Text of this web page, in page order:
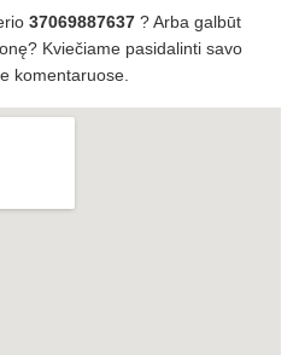
37069887637 ? Arba galbūt
Kviečiame pasidalinti savo
komentaruose.